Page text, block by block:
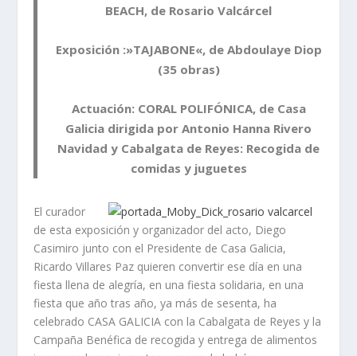
BEACH, de Rosario Valcárcel
Exposición :»TAJABONE«, de Abdoulaye Diop
(35 obras)
Actuación: CORAL POLIFÓNICA, de Casa
Galicia dirigida por Antonio Hanna Rivero
Navidad y Cabalgata de Reyes: Recogida de
comidas y juguetes
El curador
de esta exposición y organizador del acto, Diego
Casimiro junto con el Presidente de Casa Galicia,
Ricardo Villares Paz quieren convertir ese día en una
fiesta llena de alegría, en una fiesta solidaria, en una
fiesta que año tras año, ya más de sesenta, ha
celebrado CASA GALICIA con la Cabalgata de Reyes y la
Campaña Benéfica de recogida y entrega de alimentos